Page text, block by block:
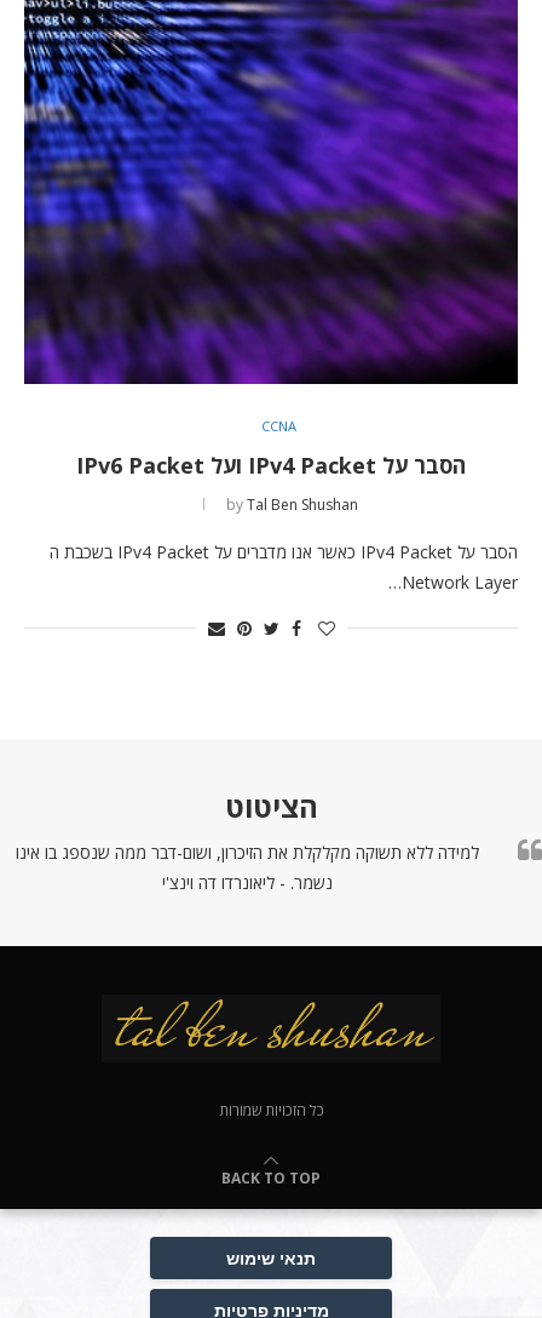
CCNA
הסבר על IPv4 Packet ועל IPv6 Packet
byTal Ben Shushan
הסבר על IPv4 Packet כאשר אנו מדברים על IPv4 Packet בשכבת ה
Network Layer…
הציטוט
למידה ללא תשוקה מקלקלת את הזיכרון, ושום-דבר ממה שנספג בו אינו
נשמר. - ליאונרדו דה וינצ'י
כל הזכויות שמורות
BACK TO TOP
תנאי שימוש
מדיניות פרטיות